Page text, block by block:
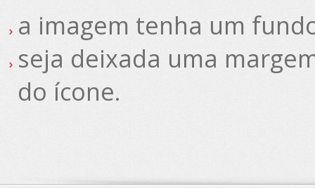
a imagem tenha um
seja deixada uma
do ícone.